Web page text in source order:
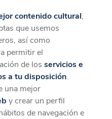
desde la App
Descargar
contenido cultural,
que usemos
así como
permitir el
de losservicios e
a tu disposición.
una mejor
y crear un perfil
de navegación e